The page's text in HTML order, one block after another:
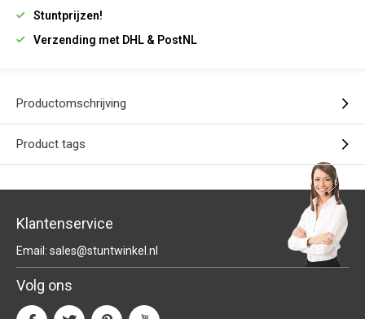
Stuntprijzen!
Verzending met DHL & PostNL
Productomschrijving
Product tags
Klantenservice
Email: sales@stuntwinkel.nl
Volg ons